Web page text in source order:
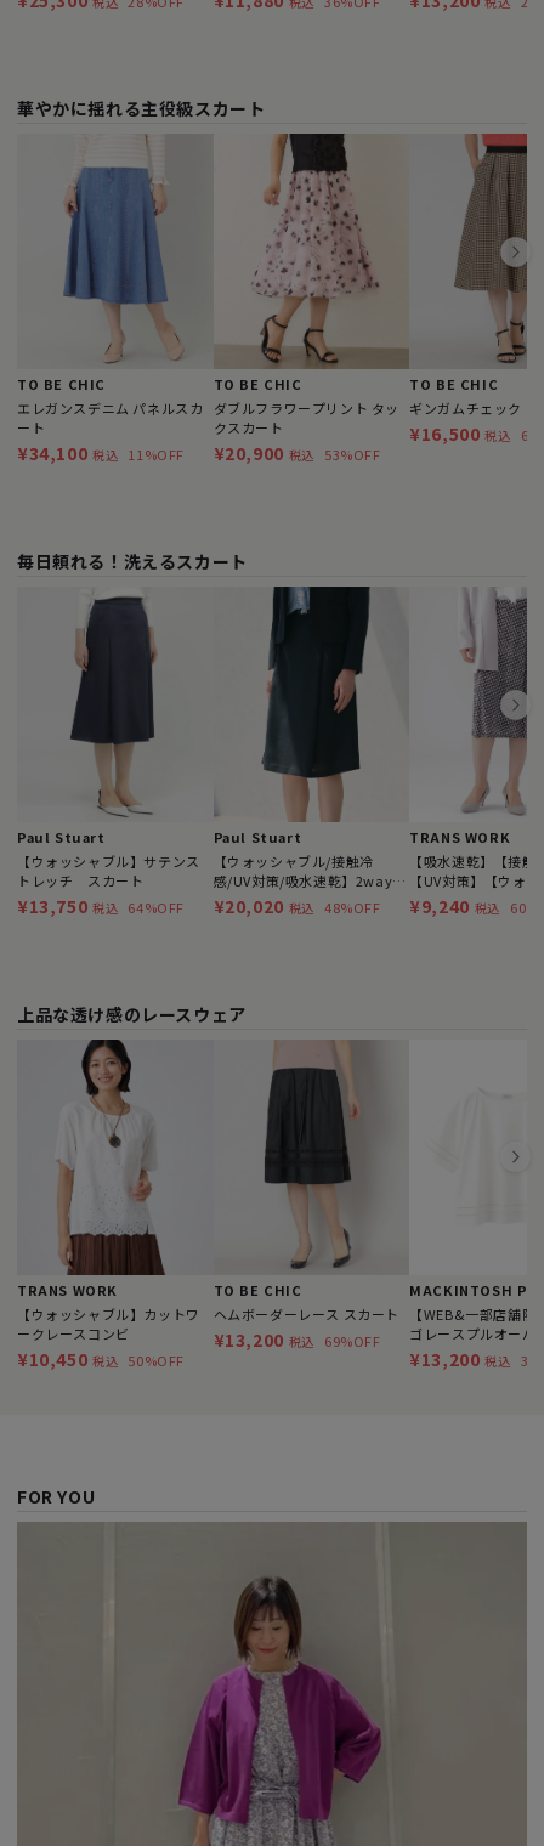
COMPACTカットソ
華やかに揺れる主役級スカート
TO BE CHIC
エレガンスデニム パネルスカ
ート
¥34,100 税込 11%OFF
TO BE CHIC
ダブルフラワープリント タッ
クスカート
¥20,900 税込 53%OFF
TO BE CHIC
ギンガムチェック ス
¥16,500 税込
毎日頼れる！洗えるスカート
Paul Stuart
【ウォッシャブル】サテンス
トレッチ スカート
¥13,750 税込 64%OFF
Paul Stuart
【ウォッシャブル/接触冷
感/UV対策/吸水速乾】2wayス
トレッチカラミ スカート
¥20,020 税込 48%OFF
TRANS WORK
【吸水速乾】【接触
【UV対策】【ウォ
ル】3Dジオメトリ
トフレアスカート
¥9,240 税込
上品な透け感のレースウェア
TRANS WORK
【ウォッシャブル】カットワ
ークレースコンビ
¥10,450 税込 50%OFF
TO BE CHIC
ヘムボーダーレース スカート
¥13,200 税込 69%OFF
【WEB&一部店舗限
ゴレースプルオーバ
¥13,200 税込
FOR YOU